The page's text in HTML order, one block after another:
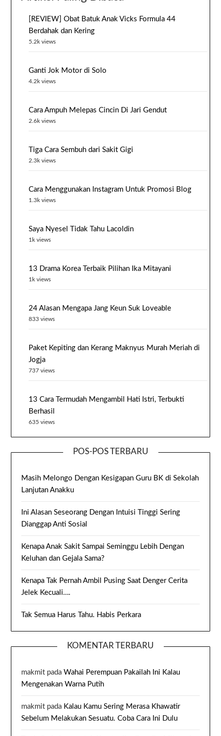
[REVIEW] Obat Batuk Anak Vicks Formula 44
Berdahak dan Kering
5.2k views
Ganti Jok Motor di Solo
4.2k views
Cara Ampuh Melepas Cincin Di Jari Gendut
2.6k views
Tiga Cara Sembuh dari Sakit Gigi
2.3k views
Cara Menggunakan Instagram Untuk Promosi Blog
1.3k views
Saya Nyesel Tidak Tahu Lacoldin
1k views
13 Drama Korea Terbaik Pilihan Ika Mitayani
1k views
24 Alasan Mengapa Jang Keun Suk Loveable
833 views
Paket Kepiting dan Kerang Maknyus Murah Meriah di
Jogja
737 views
13 Cara Termudah Mengambil Hati Istri, Terbukti
Berhasil
635 views
POS-POS TERBARU
Masih Melongo Dengan Kesigapan Guru BK di Sekolah
Lanjutan Anakku
Ini Alasan Seseorang Dengan Intuisi Tinggi Sering
Dianggap Anti Sosial
Kenapa Anak Sakit Sampai Seminggu Lebih Dengan
Keluhan dan Gejala Sama?
Kenapa Tak Pernah Ambil Pusing Saat Denger Cerita
Jelek Kecuali….
Tak Semua Harus Tahu. Habis Perkara
KOMENTAR TERBARU
makmit padaWahai Perempuan Pakailah Ini Kalau
Mengenakan Warna Putih
makmit pada Kalau Kamu Sering Merasa Khawatir
Sebelum Melakukan Sesuatu. Coba Cara Ini Dulu